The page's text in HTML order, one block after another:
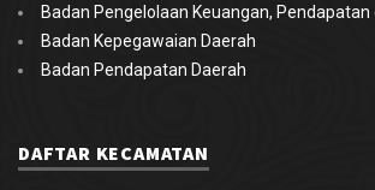
Badan Pengelolaan Keuangan,
Badan Kepegawaian Daerah
Badan Pendapatan Daerah
DAFTAR KECAMATAN